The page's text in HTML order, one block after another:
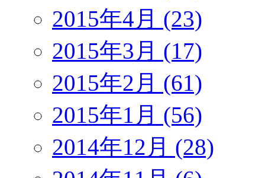
2015年4月 (23)
2015年3月 (17)
2015年2月 (61)
2015年1月 (56)
2014年12月 (28)